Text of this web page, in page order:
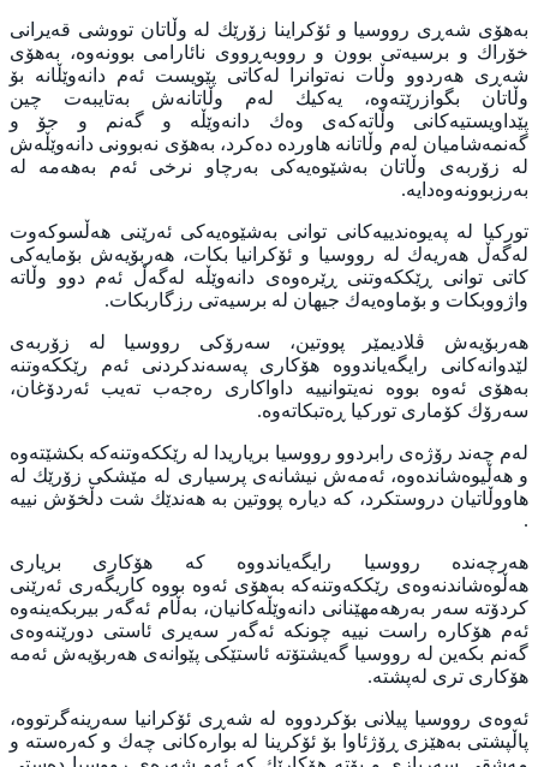
به‌هۆى شه‌ڕى رووسيا و ئۆكراينا زۆرێك له ‌وڵاتان تووشى قه‌يرانى
خۆراك و برسيه‌تى بوون و رووبه‌ڕووى نائارامى بوونه‌وه‌، به‌هۆى
شه‌ڕى هه‌ردوو وڵات نه‌توانرا له‌كاتى پێويست ئه‌م دانه‌وێڵانه‌ بۆ
وڵاتان بگوازرێته‌وه‌، يه‌كيك له‌م وڵاتانه‌ش به‌تايبه‌ت چين
پێداويستيه‌كانى وڵاته‌كه‌ى وه‌ك دانه‌وێڵه‌ و گەنم و جۆ و
گه‌نمه‌شاميان له‌م وڵاتانه‌ هاورده‌ ده‌كرد، به‌هۆى نه‌بوونى دانه‌وێڵه‌ش
له‌ زۆربه‌ى وڵاتان به‌شێوه‌يه‌كى به‌رچاو نرخى ئه‌م به‌هه‌مه‌ له
‌به‌رزبوونه‌وه‌دايه‌.
توركيا له‌ په‌يوه‌ندييه‌كانى توانى به‌شێوه‌يه‌كى ئه‌رێنى هه‌ڵسوكه‌وت
له‌گه‌ڵ هه‌ريه‌ك له‌ رووسيا و ئۆكرانيا بكات، هه‌ربۆيه‌ش بۆمايه‌كى
كاتى توانى ڕێككه‌وتنى ڕێره‌وه‌ى دانه‌وێڵه‌ له‌گه‌ڵ ئه‌م دوو وڵاته‌
واژووبكات و بۆماوه‌يه‌ك جيهان له‌ برسيه‌تى رزگاربكات.
هه‌ربۆيه‌ش ڤلاديمێر پووتين، سه‌رۆكى رووسيا له‌ زۆربه‌ى
لێدوانه‌كانى رايگه‌ياندووه‌ هۆكارى په‌سه‌ندكردنى ئه‌م رێككه‌وتنه‌
به‌هۆى ئه‌وه‌ بووه‌ نه‌يتوانييه‌ داواكارى ره‌جه‌ب ته‌يب ئه‌ردۆغان،
سه‌رۆك كۆمارى توركيا ڕه‌تبكاته‌وه‌.
له‌م چه‌ند رۆژه‌ى رابردوو رووسيا برياريدا له‌ رێككه‌وتنه‌كه‌ بكشێته‌وه‌
و هه‌ڵيوه‌شانده‌وه‌، ئه‌مه‌ش نيشانه‌ى پرسيارى له‌ مێشكى زۆرێك له‌
هاووڵاتيان دروستكرد، كه‌ دياره‌ پووتين به‌ هه‌ندێك شت دڵخۆش نييه‌
.
هه‌رچه‌نده‌ رووسيا رايگه‌ياندووه‌ كه‌ هۆكارى بريارى
هه‌ڵوه‌شاندنه‌وه‌ى رێككه‌وتنه‌كه‌ به‌هۆى ئه‌وه‌ بووه‌ كاريگه‌رى ئه‌رێنى
كردۆته‌ سه‌ر به‌رهه‌مهێنانى دانه‌وێڵه‌كانيان، به‌ڵام ئه‌گه‌ر بيربكه‌ينه‌وه‌
ئه‌م هۆكاره‌ راست نييه‌ چونكه‌ ئه‌گه‌ر سه‌يرى ئاستى دورێنه‌وه‌ى
گه‌نم بكه‌ين له‌ رووسيا گه‌يشتۆته‌ ئاستێكى پێوانه‌ى هه‌ربۆيه‌ش ئه‌مه‌
هۆكارى ترى له‌پشته‌.
ئه‌وه‌ى رووسيا پيلانى بۆكردووه‌ له‌ شه‌ڕى ئۆكرانيا سه‌رينه‌گرتووه‌،
پاڵپشتى به‌هێزى ڕۆژئاوا بۆ ئۆكرينا له‌ بواره‌كانى چه‌ك و كه‌ره‌سته‌ و